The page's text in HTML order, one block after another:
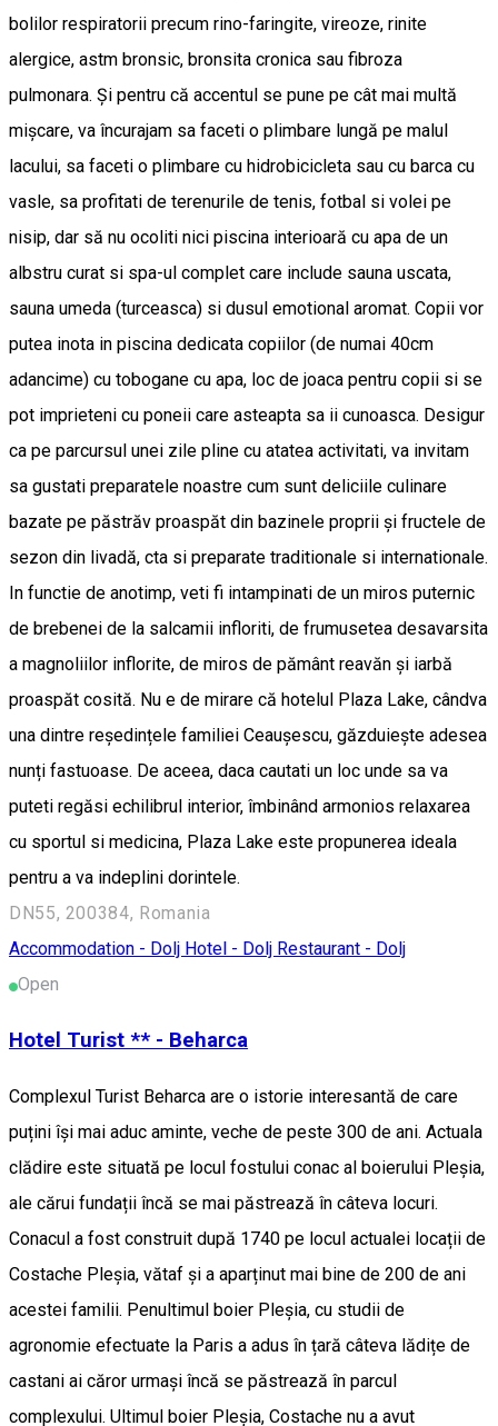
bolilor respiratorii precum rino-faringite, vireoze, rinite
alergice, astm bronsic, bronsita cronica sau fibroza
pulmonara. Și pentru că accentul se pune pe cât mai multă
mișcare, va încurajam sa faceti o plimbare lungă pe malul
lacului, sa faceti o plimbare cu hidrobicicleta sau cu barca cu
vasle, sa profitati de terenurile de tenis, fotbal si volei pe
nisip, dar să nu ocoliti nici piscina interioară cu apa de un
albstru curat si spa-ul complet care include sauna uscata,
sauna umeda (turceasca) si dusul emotional aromat. Copii vor
putea inota in piscina dedicata copiilor (de numai 40cm
adancime) cu tobogane cu apa, loc de joaca pentru copii si se
pot imprieteni cu poneii care asteapta sa ii cunoasca. Desigur
ca pe parcursul unei zile pline cu atatea activitati, va invitam
sa gustati preparatele noastre cum sunt deliciile culinare
bazate pe păstrăv proaspăt din bazinele proprii și fructele de
sezon din livadă, cta si preparate traditionale si internationale.
In functie de anotimp, veti fi intampinati de un miros puternic
de brebenei de la salcamii infloriti, de frumusetea desavarsita
a magnoliilor inflorite, de miros de pământ reavăn și iarbă
proaspăt cosită. Nu e de mirare că hotelul Plaza Lake, cândva
una dintre reședințele familiei Ceaușescu, găzduiește adesea
nunți fastuoase. De aceea, daca cautati un loc unde sa va
puteti regăsi echilibrul interior, îmbinând armonios relaxarea
cu sportul si medicina, Plaza Lake este propunerea ideala
pentru a va indeplini dorintele.
DN55, 200384, Romania
Accommodation - Dolj Hotel - Dolj Restaurant - Dolj
Open
Hotel Turist ** - Beharca
Complexul Turist Beharca are o istorie interesantă de care
puțini își mai aduc aminte, veche de peste 300 de ani. Actuala
clădire este situată pe locul fostului conac al boierului Pleșia,
ale cărui fundații încă se mai păstrează în câteva locuri.
Conacul a fost construit după 1740 pe locul actualei locații de
Costache Pleșia, vătaf și a aparținut mai bine de 200 de ani
acestei familii. Penultimul boier Pleșia, cu studii de
agronomie efectuate la Paris a adus în țară câteva lădițe de
castani ai căror urmași încă se păstrează în parcul
complexului. Ultimul boier Pleșia, Costache nu a avut